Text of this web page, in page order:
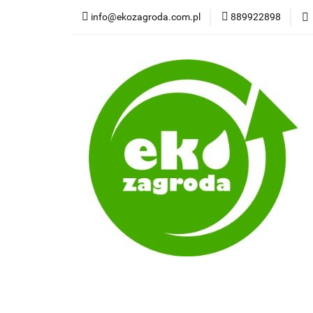
info@ekozagroda.com.pl 889922898